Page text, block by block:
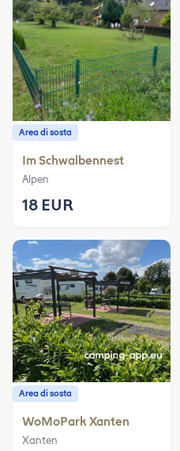
Area di sosta
Im Schwalbennest
Alpen
18 EUR
Area di sosta
WoMoPark Xanten
Xanten